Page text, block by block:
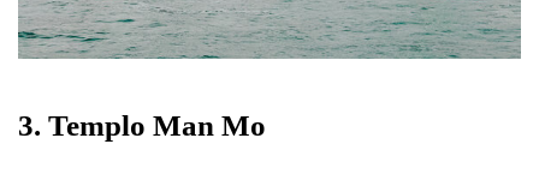
3. Templo Man Mo